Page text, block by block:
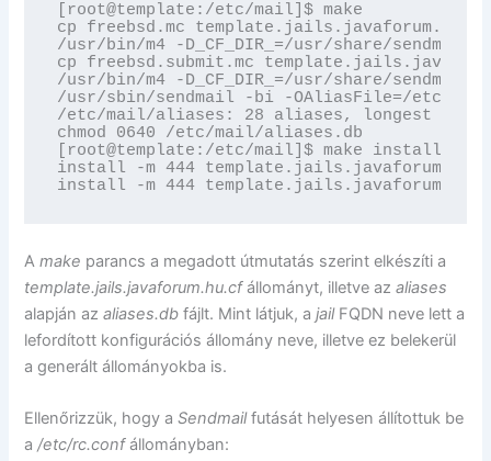
[root@template:/etc/mail]$ make
cp freebsd.mc template.jails.javaforum.hu.mc
/usr/bin/m4 -D_CF_DIR_=/usr/share/
cp freebsd.submit.mc
/usr/bin/m4 -D_CF_DIR_=/usr/share/
/usr/sbin/sendmail -bi -OAliasFile=/etc/
/etc/mail/aliases: 28 aliases, longest 17
chmod 0640 /etc/mail/aliases.db
[root@template:/etc/mail]$ make install
install -m 444
install -m 444
Amake parancs a megadott útmutatás szerint elkészíti a
template.jails.javaforum.hu.cfállományt, illetve azaliases
alapján azaliases.db fájlt. Mint látjuk, ajailFQDN neve lett a
lefordított konfigurációs állomány neve, illetve ez belekerül
a generált állományokba is.
Ellenőrizzük, hogy aSendmailfutását helyesen állítottuk be
a/etc/rc.confállományban: